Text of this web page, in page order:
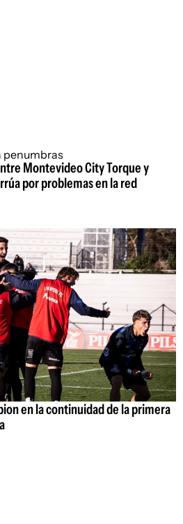
Montevideo City Torque y
por problemas en la red
en la continuidad de la primera